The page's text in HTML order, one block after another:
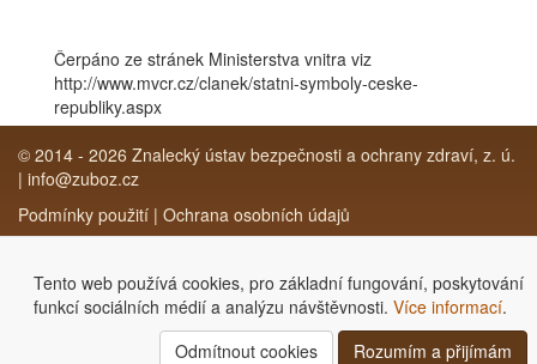
Čerpáno ze stránek Ministerstva vnitra viz
http://www.mvcr.cz/clanek/statni-symboly-ceske-
republiky.aspx
Tento web používá cookies, pro základní fungování, poskytování
funkcí sociálních médií a analýzu návštěvnosti. Více informací.
Odmítnout cookies
Rozumím a přijímám
© 2014 - 2026 Znalecký ústav bezpečnosti a ochrany zdraví, z. ú.
| info@zuboz.cz
Podmínky použití | Ochrana osobních údajů